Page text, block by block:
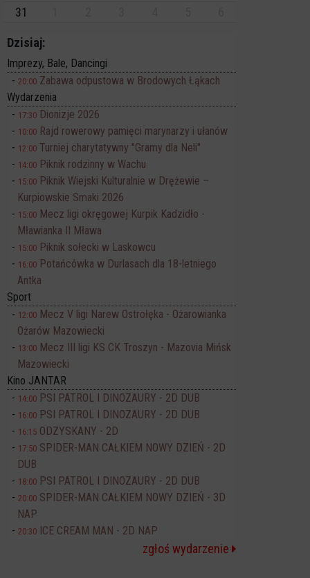
31
Dzisiaj:
Imprezy, Bale, Dancingi
20:00 Zabawa odpustowa w Brodowych Łąkach
Wydarzenia
17:30 Dionizje 2026
10:00 Rajd rowerowy pamięci marynarzy i ułanów
12:00 Turniej charytatywny "Gramy dla Neli"
14:00 Piknik rodzinny w Wachu
15:00 Piknik Wiejski Kulturalnie w Drężewie –
Kurpiowskie Smaki 2026
15:00 Mecz ligi okręgowej Kurpik Kadzidło -
Mławianka II Mława
15:00 Piknik sołecki w Laskowcu
16:00 Potańcówka w Durlasach dla 18-letniego
Antka
Sport
12:00 Mecz V ligi Narew Ostrołęka - Ożarowianka
Ożarów Mazowiecki
13:00 Mecz III ligi KS CK Troszyn - Mazovia Mińsk
Mazowiecki
Kino JANTAR
14:00 PSI PATROL I DINOZAURY - 2D DUB
16:00 PSI PATROL I DINOZAURY - 2D DUB
16:15 ODZYSKANY - 2D
17:50 SPIDER-MAN CAŁKIEM NOWY DZIEŃ - 2D
DUB
18:00 PSI PATROL I DINOZAURY - 2D DUB
20:00 SPIDER-MAN CAŁKIEM NOWY DZIEŃ - 3D
NAP
20:30 ICE CREAM MAN - 2D NAP
zgłoś wydarzenie